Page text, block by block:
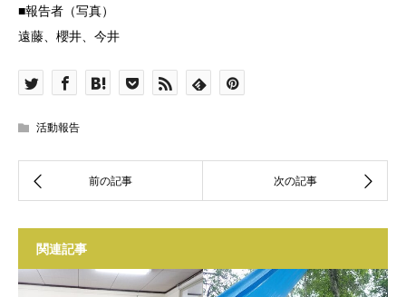
■報告者（写真）
遠藤、櫻井、今井
活動報告
関連記事